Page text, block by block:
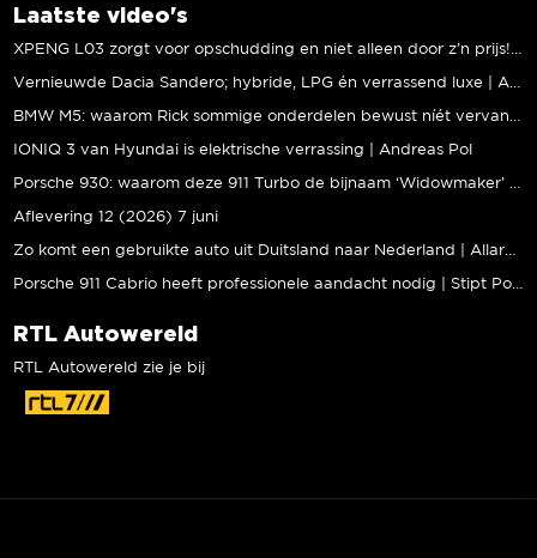
Laatste video's
IONIQ 3 van Hyundai is elektrische verrassing | Andreas Pol
Aflevering 12 (2026) 7 juni
RTL Autowereld
RTL Autowereld zie je bij